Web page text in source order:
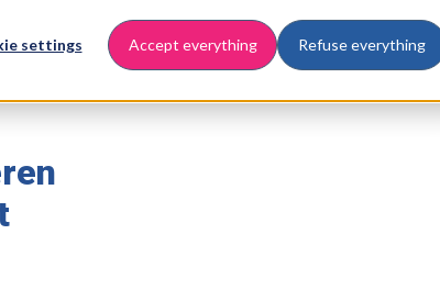
settings Accept everything Refuse everything